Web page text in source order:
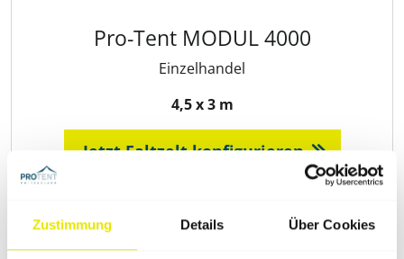
Zustimmung Details Über Cookies
Pro-Tent MODUL 4000
Einzelhandel
4,5 x 3 m
Jetzt Faltzelt konfigurieren